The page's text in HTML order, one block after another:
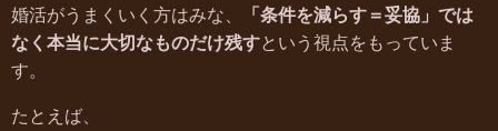
婚活がうまくいく方はみな、
「条件を減らす＝妥協」では
なく本当に大切なものだけ残すという視点をもっていま
す。
たとえば、